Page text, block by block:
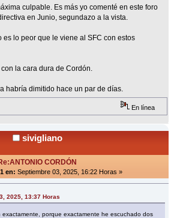
culpable. Es más yo comenté en este foro
en Junio, segundazo a la vista.
es lo peor que le viene al SFC con estos
la cara dura de Cordón.
habría dimitido hace un par de días.
En línea
sivigliano
CORDÓN
en: Septiembre 03, 2025, 16:22 Horas »
2025, 13:37 Horas
exactamente, porque exactamente he escuchado dos